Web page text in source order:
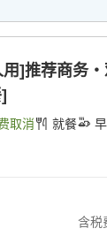
用]推荐商务
取消 就餐
含税